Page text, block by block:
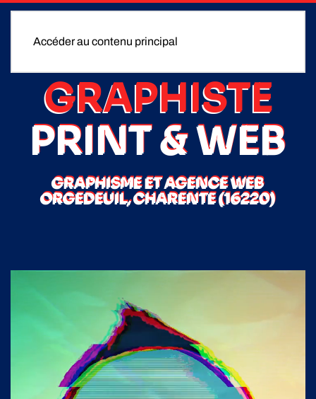
Accéder au contenu principal
GRAPHISTE
PRINT & WEB
GRAPHISME ET AGENCE WEB
ORGEDEUIL, CHARENTE (16220)